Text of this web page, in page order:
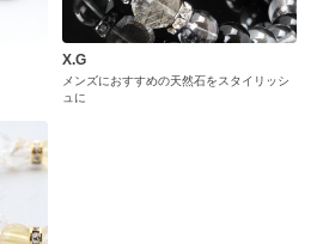
X.G
メンズにおすすめの天然石をスタイリッシ
ュに